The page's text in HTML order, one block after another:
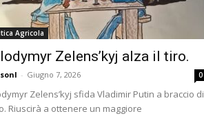
Agricola
Zelens’kyj alza il tiro.
- Giugno 7, 2026 0
Zelens’kyj sfida Vladimir Putin a braccio di
Riuscirà a ottenere un maggiore